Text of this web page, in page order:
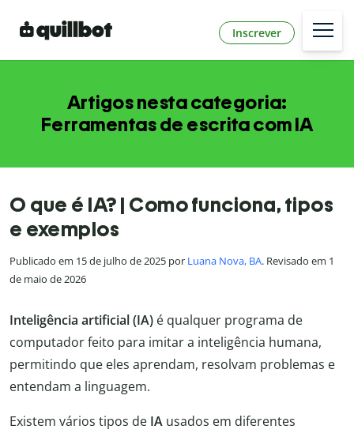
Inscrever
Artigos nesta categoria:
Ferramentas de escrita com IA
O que é IA? | Como funciona, tipos
e exemplos
Publicado em 15 de julho de 2025 por Luana Nova, BA. Revisado em 1
de maio de 2026
Inteligência artificial (IA) é qualquer programa de
computador feito para imitar a inteligência humana,
permitindo que eles aprendam, resolvam problemas e
entendam a linguagem.
Existem vários tipos de IA usados em diferentes